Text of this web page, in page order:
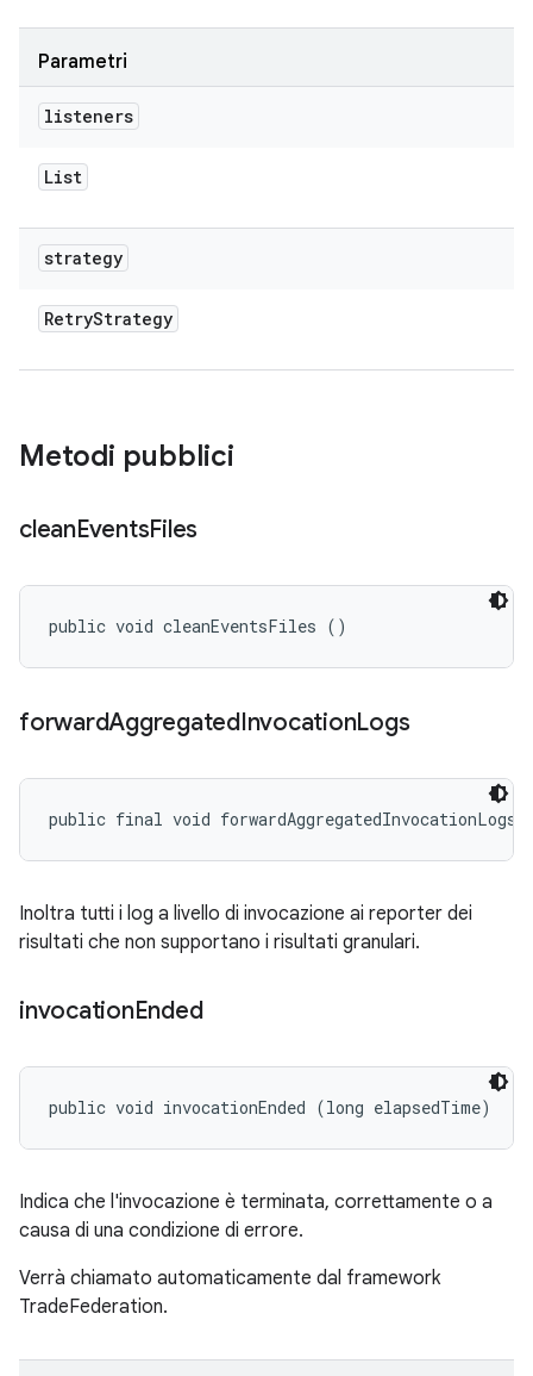
Parametri
listeners
List
strategy
RetryStrategy
Metodi pubblici
cleanEventsFiles
public void cleanEventsFiles ()
forwardAggregatedInvocationLogs
public final void forwardAggregatedInvocationLogs
Inoltra tutti i log a livello di invocazione ai reporter dei
risultati che non supportano i risultati granulari.
invocationEnded
public void invocationEnded (long elapsedTime)
Indica che l'invocazione è terminata, correttamente o a
causa di una condizione di errore.
Verrà chiamato automaticamente dal framework
TradeFederation.